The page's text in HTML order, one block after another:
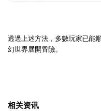
透過上述方法，多數玩家已能
幻世界展開冒險。
相关资讯